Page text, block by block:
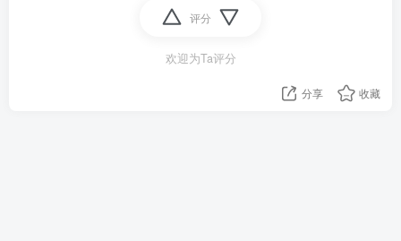
评分
欢迎为Ta评分
分享 收藏